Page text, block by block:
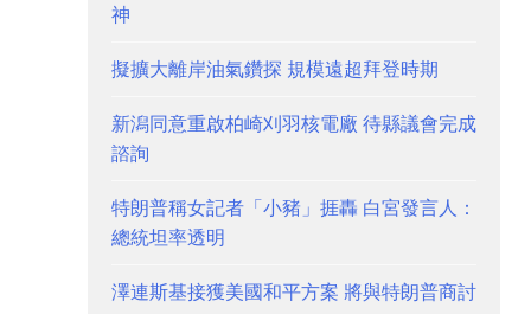
神
擬擴大離岸油氣鑽探 規模遠超拜登時期
新潟同意重啟柏崎刈羽核電廠 待縣議會完成
諮詢
特朗普稱女記者「小豬」捱轟 白宮發言人：
總統坦率透明
澤連斯基接獲美國和平方案 將與特朗普商討